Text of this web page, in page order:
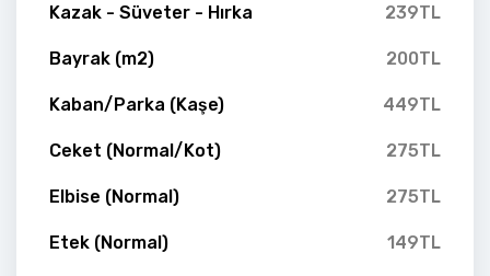
Kazak - Süveter - Hırka 239TL
Bayrak (m2) 200TL
Kaban/Parka (Kaşe) 449TL
Ceket (Normal/Kot) 275TL
Elbise (Normal) 275TL
Etek (Normal) 149TL